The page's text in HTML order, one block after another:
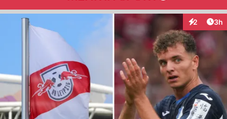
2 3h